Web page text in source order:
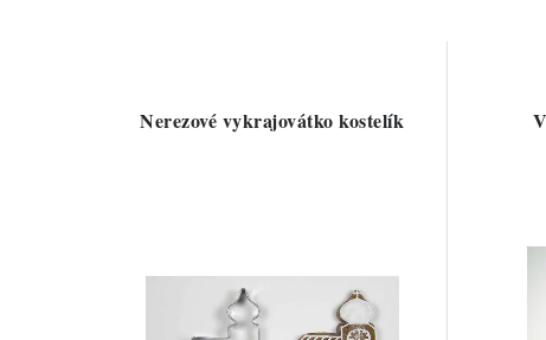
Nerezové vykrajovátko kostelík